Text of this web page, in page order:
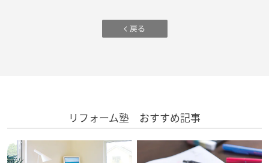
これから住まいをご検討の方
ミサワゼネラルソリューション
海外事業
リフォーム塾 おすすめ記事